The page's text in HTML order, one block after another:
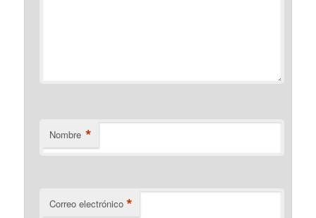
Nombre *
Correo electrónico *